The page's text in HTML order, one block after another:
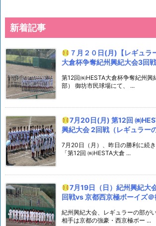
新着記事
７月２０日(月)【レギュラ
大倉杯争奪紀州興紀大会3回
第12回㈱HESTA大倉杯争奪紀州興
部） 御坊市民球場にて、 ...
7月20日(月) 第12回 ㈱
興紀大会 2回戦（レギュラー
7月20日（月）、昨日の勝利に続
「第12回 ㈱HESTA大倉 ...
7月19日（日）紀州興紀大
回戦vs 京都西京極ボーイズ
紀州興紀大会、レギュラーの部が
相手は京都の強豪・西京極ボー ...